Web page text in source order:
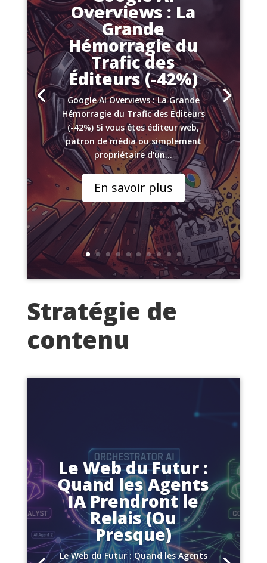
Overviews : La
Grande
Hémorragie du
Trafic des
Éditeurs (-42%)
Google AI Overviews : La Grande
Hémorragie du Trafic des Éditeurs
(-42%) Si vous êtes éditeur web,
patron de média ou simplement
propriétaire d'un...
En savoir plus
Stratégie de
contenu
Le Web du Futur :
Quand les Agents
IA Prendront le
Relais (Ou
Presque)
Le Web du Futur : Quand les Agents